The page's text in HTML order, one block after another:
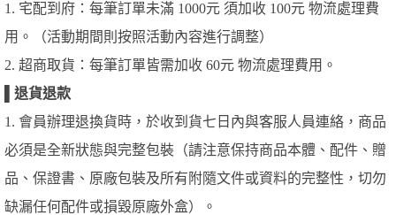
1. 宅配到府：每筆訂單未滿 1000元 須加收 100元 物流處理費
用。（活動期間則按照活動內容進行調整）
2. 超商取貨：每筆訂單皆需加收 60元 物流處理費用。
退貨退款
1. 會員辦理退換貨時，於收到貨七日內與客服人員連絡，商品
必須是全新狀態與完整包裝（請注意保持商品本體、配件、贈
品、保證書、原廠包裝及所有附隨文件或資料的完整性，切勿
缺漏任何配件或損毀原廠外盒）。